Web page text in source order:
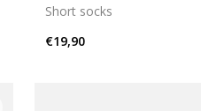
Short socks
€19,90